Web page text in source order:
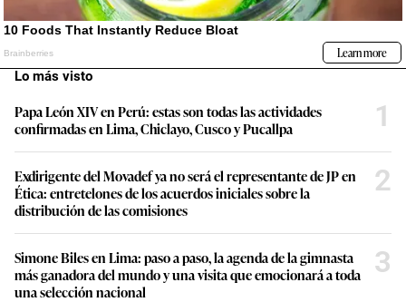
Lo más visto
Papa León XIV en Perú: estas son todas las actividades
confirmadas en Lima, Chiclayo, Cusco y Pucallpa
1
Exdirigente del Movadef ya no será el representante de JP en
Ética: entretelones de los acuerdos iniciales sobre la
distribución de las comisiones
2
Simone Biles en Lima: paso a paso, la agenda de la gimnasta
más ganadora del mundo y una visita que emocionará a toda
una selección nacional
3